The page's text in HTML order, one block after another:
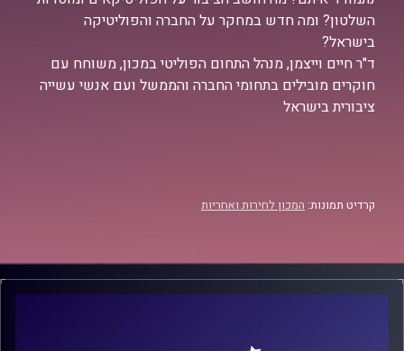
השלטון? ומה חדש במחקר על החברה והפוליטיקה
בישראל?
ד"ר חיים וייצמן, מנהל התחום הפוליטי במכון, משוחח עם
חוקרים מובילים בתחומי החברה והממשל ועם אנשי עשייה
ציבורית בישראל
קרדיט תמונות: המכון לחירות ואחריות